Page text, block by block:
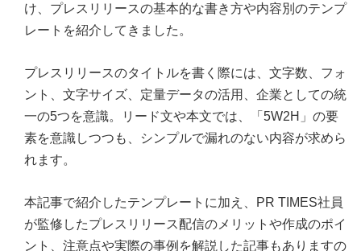
け、プレスリリースの基本的な書き方や内容別のテンプ
レートを紹介してきました。
プレスリリースのタイトルを書く際には、文字数、フォ
ント、文字サイズ、定量データの活用、企業としての統
一の5つを意識。リード文や本文では、「5W2H」の要
素を意識しつつも、シンプルで漏れのない内容が求めら
れます。
本記事で紹介したテンプレートに加え、PR TIMES社員
が監修したプレスリリース配信のメリットや作成のポイ
ント、注意点や実際の事例を解説した記事もありますの